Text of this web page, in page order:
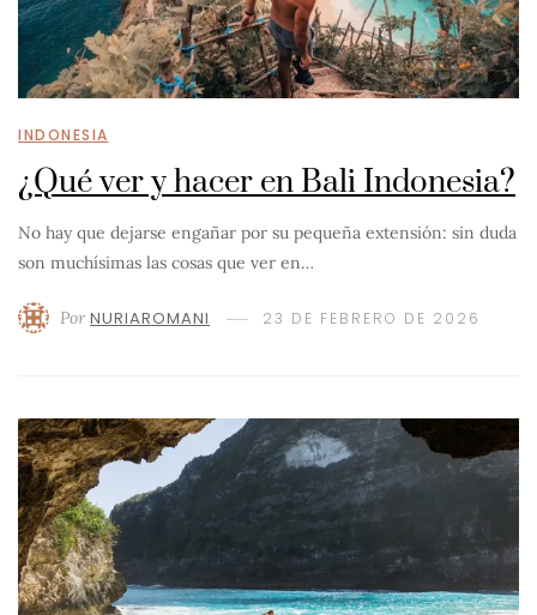
INDONESIA
¿Qué ver y hacer en Bali Indonesia?
No hay que dejarse engañar por su pequeña extensión: sin duda
son muchísimas las cosas que ver en…
Por NURIAROMANI 23 DE FEBRERO DE 2026